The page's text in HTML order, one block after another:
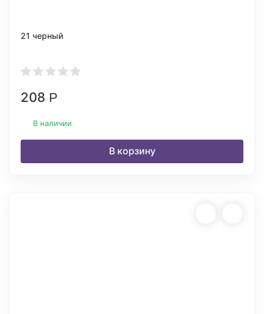
21 черный
208 Р
В наличии
В корзину